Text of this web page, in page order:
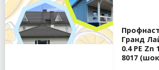
Гранд
0.4 PE Zn
8017